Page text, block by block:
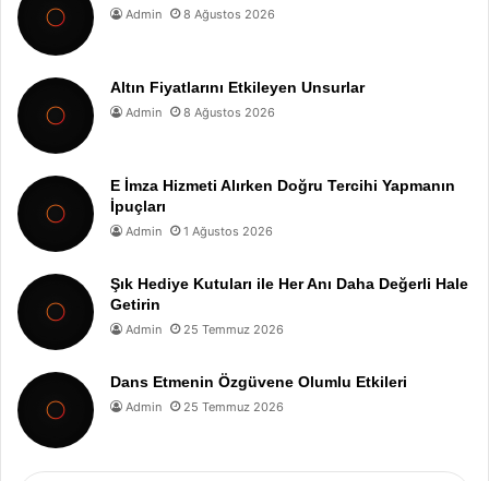
Admin 8 Ağustos 2026
Altın Fiyatlarını Etkileyen Unsurlar
Admin 8 Ağustos 2026
E İmza Hizmeti Alırken Doğru Tercihi Yapmanın
İpuçları
Admin 1 Ağustos 2026
Şık Hediye Kutuları ile Her Anı Daha Değerli Hale
Getirin
Admin 25 Temmuz 2026
Dans Etmenin Özgüvene Olumlu Etkileri
Admin 25 Temmuz 2026